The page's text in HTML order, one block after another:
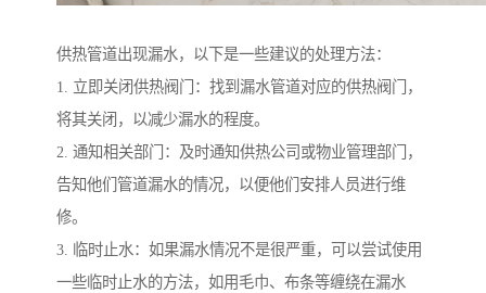
供热管道出现漏水，以下是一些建议的处理方法：
1. 立即关闭供热阀门：找到漏水管道对应的供热阀门，
将其关闭，以减少漏水的程度。
2. 通知相关部门：及时通知供热公司或物业管理部门，
告知他们管道漏水的情况，以便他们安排人员进行维
修。
3. 临时止水：如果漏水情况不是很严重，可以尝试使用
一些临时止水的方法，如用毛巾、布条等缠绕在漏水